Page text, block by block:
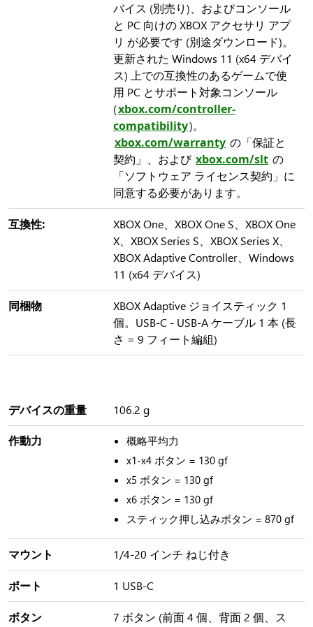
バイス (別売り)、およびコンソール
と PC 向けの XBOX アクセサリ アプ
リ が必要です (別途ダウンロード)。
更新された Windows 11 (x64 デバイ
ス) 上での互換性のあるゲームで使
用 PC とサポート対象コンソール
(xbox.com/controller-
compatibility)。
xbox.com/warranty の「保証と
契約」、および xbox.com/slt の
「ソフトウェア ライセンス契約」に
同意する必要があります。
互換性:
XBOX One、XBOX One S、XBOX One
X、XBOX Series S、XBOX Series X、
XBOX Adaptive Controller、Windows
11 (x64 デバイス)
同梱物
XBOX Adaptive ジョイスティック 1
個。USB-C - USB-A ケーブル 1 本 (長
さ = 9 フィート編組)
デバイスの重量 106.2 g
作動力
概略平均力
x1-x4 ボタン = 130 gf
x5 ボタン = 130 gf
x6 ボタン = 130 gf
スティック押し込みボタン = 870 gf
マウント 1/4-20 インチ ねじ付き
ポート 1 USB-C
ボタン
7 ボタン (前面 4 個、背面 2 個、ス